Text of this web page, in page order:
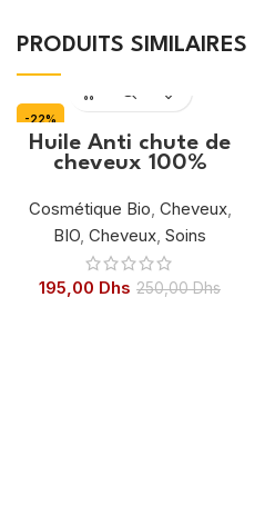
PRODUITS SIMILAIRES
-22%
Huile Anti chute de
cheveux 100%
Cosmétique Bio, Cheveux,
BIO, Cheveux, Soins
195,00 Dhs 250,00Dhs